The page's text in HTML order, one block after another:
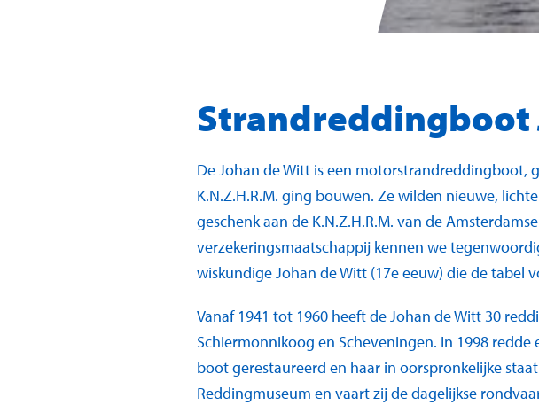
Strandreddingboot
De Johan de Witt is een motorstrandreddingboot,
K.N.Z.H.R.M. ging bouwen. Ze wilden nieuwe,
geschenk aan de K.N.Z.H.R.M. van de
verzekeringsmaatschappij kennen we
wiskundige Johan de Witt (17e eeuw) die de tabel
Vanaf 1941 tot 1960 heeft de Johan de Witt 30
Schiermonnikoog en Scheveningen. In 1998
boot gerestaureerd en haar in oorspronkelijke
Reddingmuseum en vaart zij de dagelijkse